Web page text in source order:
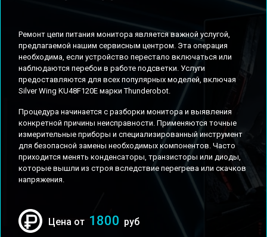
Ремонт цепи питания монитора является важной услугой,
предлагаемой нашим сервисным центром. Эта операция
необходима, если устройство перестало включаться или
наблюдаются перебои в работе подсветки. Услуги
предоставляются для всех популярных моделей, включая
Silver Wing KU48F120E марки Thunderobot.
Процедура начинается с разборки монитора и выявления
конкретной причины неисправности. Применяются точные
измерительные приборы и специализированный инструмент
для безопасной замены необходимых компонентов. Часто
приходится менять конденсаторы, транзисторы или диоды,
которые вышли из строя вследствие перегрева или скачков
напряжения.
Цена от 1800 руб